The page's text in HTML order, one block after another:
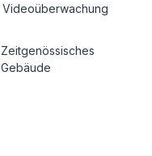
Videoüberwachung
Zeitgenössisches
Gebäude